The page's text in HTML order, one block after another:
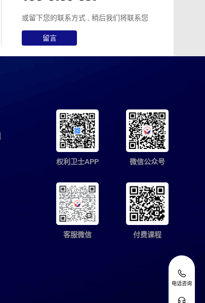
或留下您的联系方式 , 稍后我们将联系您
留言
权利卫士APP 微信公众号
客服微信 付费课程
电话咨询